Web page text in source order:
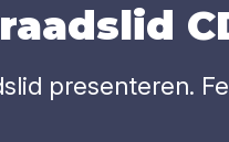
presenteren.